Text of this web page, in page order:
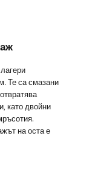
Те са смазани
като двойни
на оста е